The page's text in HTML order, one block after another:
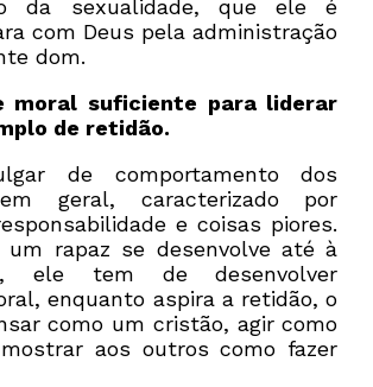
da sexualidade, que ele é
com Deus pela administração
dom.
moral suficiente para liderar
de retidão.
de comportamento dos
geral, caracterizado por
e coisas piores.
um rapaz se desenvolve até à
ele tem de desenvolver
enquanto aspira a retidão, o
como um cristão, agir como
aos outros como fazer